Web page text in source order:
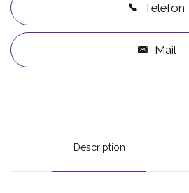
Telefon
Mail
Description